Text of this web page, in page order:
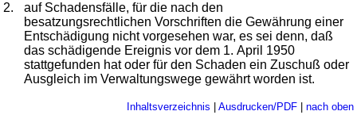
2.
auf Schadensfälle, für die nach den
besatzungsrechtlichen Vorschriften die Gewährung einer
Entschädigung nicht vorgesehen war, es sei denn, daß
das schädigende Ereignis vor dem 1. April 1950
stattgefunden hat oder für den Schaden ein Zuschuß oder
Ausgleich im Verwaltungswege gewährt worden ist.
Inhaltsverzeichnis Ausdrucken/PDF| nach oben